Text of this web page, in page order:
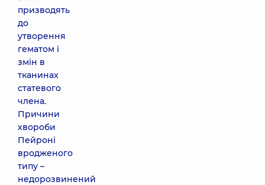
призводять
до
утворення
гематом і
змін в
тканинах
статевого
члена.
Причини
хвороби
Пейроні
вродженого
типу –
недорозвинений